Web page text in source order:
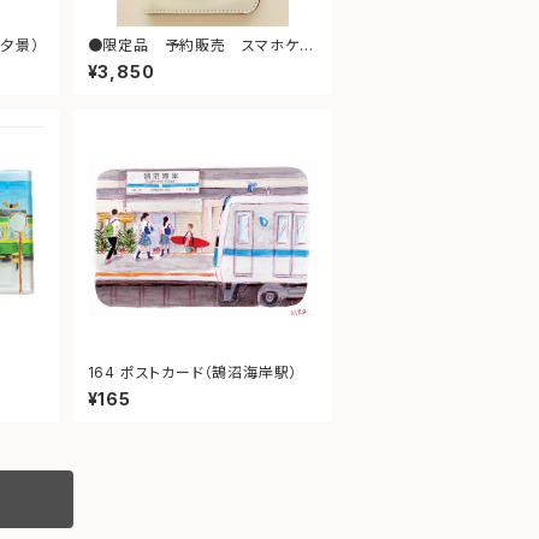
景）
●限定品 予約販売 スマホケー
スＬ（散歩）
¥3,850
164 ポストカード（鵠沼海岸駅）
¥165